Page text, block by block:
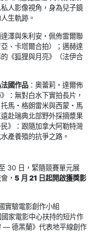
人影像視角，身為兒子鏡
生軌跡。
澤與朱利安・佩佈雷爾聯
、卡塔爾合拍）；邁赫達
《狐狸與月亮》（法伊合
國作品 ：奧蕾莉・達爾佈
：無對白水下實拍長片，
馬・格朗雷米與西蒙・馬
赴瑞典北部野外採摘漿果
》：跟隨加拿大阿勒特灣
產養殖的抗爭之路。
30 日，緊隨競賽單元展
， 5 月 21 日起開啟獲獎影
實驗電影創作小組
家電影中心扶持的短片作
— 德黑蘭》代表地平線創作